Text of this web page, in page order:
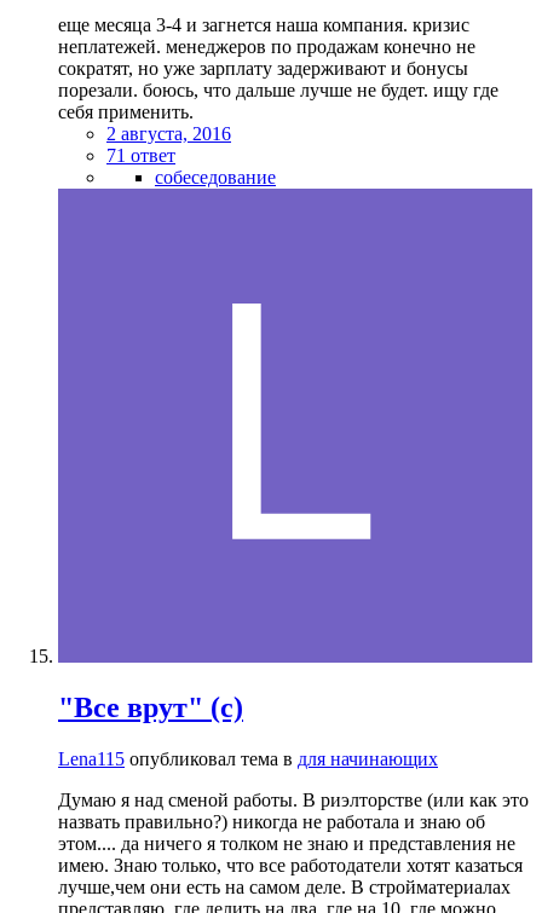
еще месяца 3-4 и загнется наша компания. кризис
неплатежей. менеджеров по продажам конечно не
сократят, но уже зарплату задерживают и бонусы
порезали. боюсь, что дальше лучше не будет. ищу где
себя применить.
2 августа, 2016
71 ответ
собеседование
"Все врут" (с)
Lena115 опубликовал тема в для начинающих
Думаю я над сменой работы. В риэлторстве (или как это
назвать правильно?) никогда не работала и знаю об
этом.... да ничего я толком не знаю и представления не
имею. Знаю только, что все работодатели хотят казаться
лучше,чем они есть на самом деле. В стройматериалах
представляю, где делить на два, где на 10, где можно